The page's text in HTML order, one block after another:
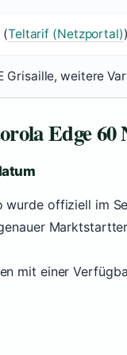
(Teltarif (Netzportal)
Grisaille, weitere
Edge 60
wurde offiziell im
mit einer